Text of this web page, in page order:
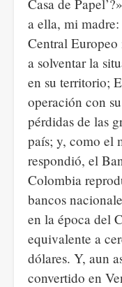
Casa de
a ella, mi
Central
a solventar la
en su territorio;
operación con
pérdidas de las
país; y, como el
respondió, el
Colombia
bancos
en la época del
equivalente a
dólares. Y, aun
convertido en